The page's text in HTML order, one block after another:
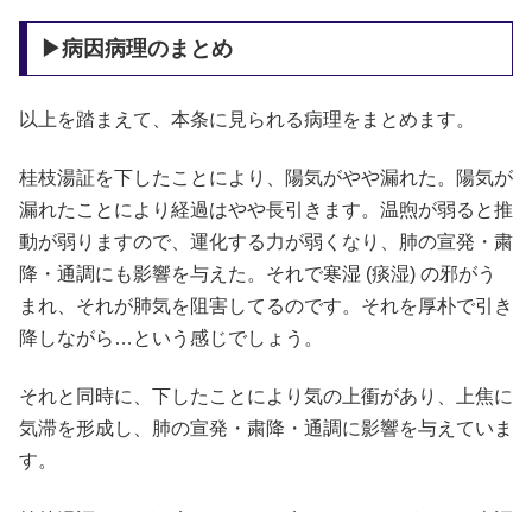
▶病因病理のまとめ
以上を踏まえて、本条に見られる病理をまとめます。
桂枝湯証を下したことにより、陽気がやや漏れた。陽気が
漏れたことにより経過はやや長引きます。温煦が弱ると推
動が弱りますので、運化する力が弱くなり、肺の宣発・粛
降・通調にも影響を与えた。それで寒湿 (痰湿) の邪がう
まれ、それが肺気を阻害してるのです。それを厚朴で引き
降しながら…という感じでしょう。
それと同時に、下したことにより気の上衝があり、上焦に
気滞を形成し、肺の宣発・粛降・通調に影響を与えていま
す。